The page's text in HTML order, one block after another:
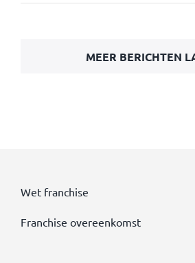
MEER BERICHTEN
Wet franchise
Franchise overeenkomst